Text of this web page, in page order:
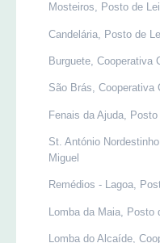
Mosteiros, Posto de
Candelária, Posto de
Burguete, Cooperativa
São Brás, Cooperativa
Fenais da Ajuda,
St. António
Miguel
Remédios - Lagoa,
Lomba da Maia, Posto
Lomba do Alcaíde,